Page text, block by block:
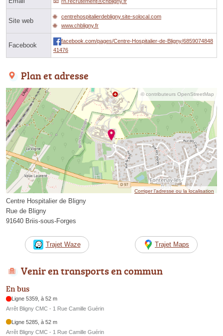
Site web
centrehospitalierdebligny.site-solocal.com
www.chbligny.fr
Facebook
facebook.com/pages/Centre-Hospitalier-de-Bligny/6859074848
41476
Plan et adresse
© contributeurs OpenStreetMap
Corriger l’adresse ou la localisation
Centre Hospitalier de Bligny
Rue de Bligny
91640 Briis-sous-Forges
Trajet Waze Trajet Maps
Venir en transports en commun
En bus
Ligne 5359, à 52 m
Arrêt Bligny CMC - 1 Rue Camille Guérin
Ligne 5285, à 52 m
Arrêt Bligny CMC - 1 Rue Camille Guérin